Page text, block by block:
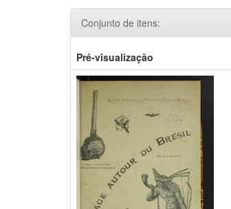
Conjunto de itens:
Pré-visualização